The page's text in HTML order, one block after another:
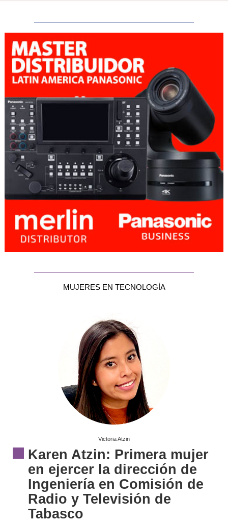
MUJERES EN TECNOLOGÍA
Victoria Atzin
Karen Atzin: Primera mujer
en ejercer la dirección de
Ingeniería en Comisión de
Radio y Televisión de
Tabasco